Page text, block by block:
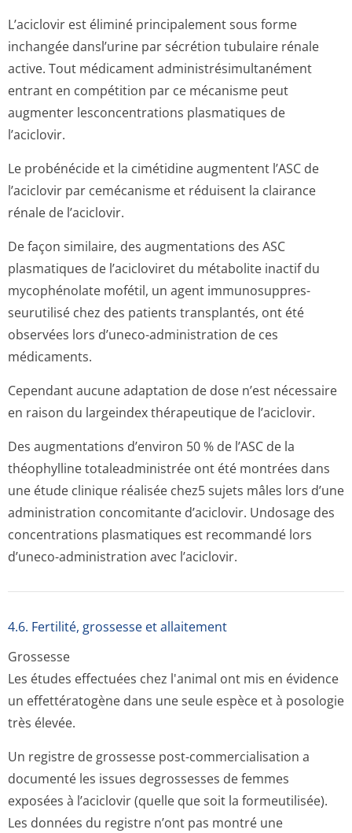
L’aciclovir est éliminé principalement sous forme
inchangée dansl’urine par sécrétion tubulaire rénale
active. Tout médicament administrésimul­tanément
entrant en compétition par ce mécanisme peut
augmenter lesconcentrations plasmatiques de
l’aciclovir.
Le probénécide et la cimétidine augmentent l’ASC de
l’aciclovir par cemécanisme et réduisent la clairance
rénale de l’aciclovir.
De façon similaire, des augmentations des ASC
plasmatiques de l’acicloviret du métabolite inactif du
mycophénolate mofétil, un agent immunosuppres­
seurutilisé chez des patients transplantés, ont été
observées lors d’uneco-administration de ces
médicaments.
Cependant aucune adaptation de dose n’est nécessaire
en raison du largeindex thérapeutique de l’aciclovir.
Des augmentations d’environ 50 % de l’ASC de la
théophylline totaleadministrée ont été montrées dans
une étude clinique réalisée chez5 sujets mâles lors d’une
administration concomitante d’aciclovir. Undosage des
concentrations plasmatiques est recommandé lors
d’uneco-administration avec l’aciclovir.
4.6. Fertilité, grossesse et allaitement
Grossesse
Les études effectuées chez l'animal ont mis en évidence
un effettératogène dans une seule espèce et à posologie
très élevée.
Un registre de grossesse post-commercialisation a
documenté les issues degrossesses de femmes
exposées à l’aciclovir (quelle que soit la formeutilisée).
Les données du registre n’ont pas montré une